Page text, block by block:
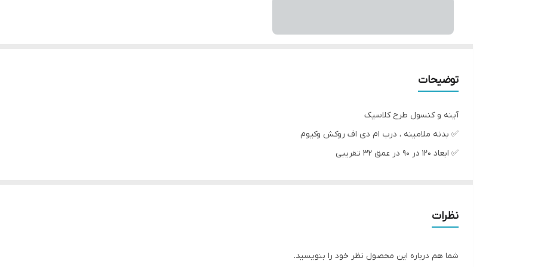
توضیحات
آینه و کنسول طرح کلاسیک
✅️ بدنه ملامینه ، درب ام دی اف روکش وکیوم
✅️ ابعاد ۱۲۰ در ۹۰ در عمق ۳۲ تقریبی
نظرات
شما هم درباره این محصول نظر خود را بنویسید.